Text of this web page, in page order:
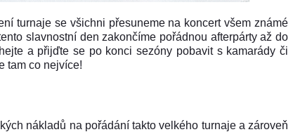
turnaje se všichni přesuneme na koncert všem známé
slavnostní den zakončíme pořádnou afterpárty až do
a přijďte se po konci sezóny pobavit s kamarády či
tam co nejvíce!
nákladů na pořádání takto velkého turnaje a zároveň